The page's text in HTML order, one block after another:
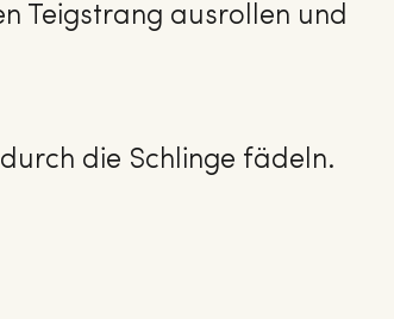
Teigstrang ausrollen und
die Schlinge fädeln.